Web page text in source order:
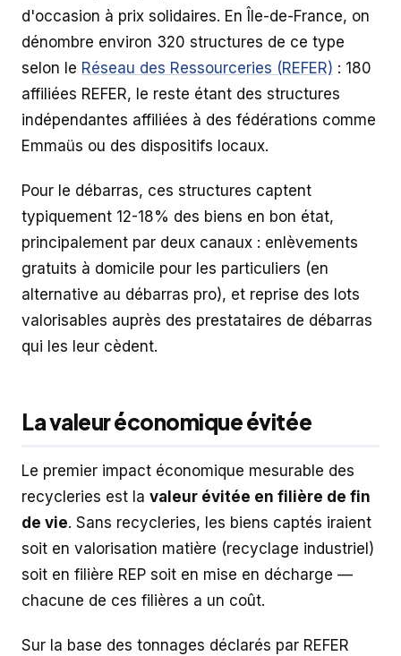
d'occasion à prix solidaires. En Île-de-France, on
dénombre environ 320 structures de ce type
selon le Réseau des Ressourceries (REFER) : 180
affiliées REFER, le reste étant des structures
indépendantes affiliées à des fédérations comme
Emmaüs ou des dispositifs locaux.
Pour le débarras, ces structures captent
typiquement 12-18% des biens en bon état,
principalement par deux canaux : enlèvements
gratuits à domicile pour les particuliers (en
alternative au débarras pro), et reprise des lots
valorisables auprès des prestataires de débarras
qui les leur cèdent.
La valeur économique évitée
Le premier impact économique mesurable des
recycleries est la valeur évitée en filière de fin
de vie. Sans recycleries, les biens captés iraient
soit en valorisation matière (recyclage industriel)
soit en filière REP soit en mise en décharge —
chacune de ces filières a un coût.
Sur la base des tonnages déclarés par REFER